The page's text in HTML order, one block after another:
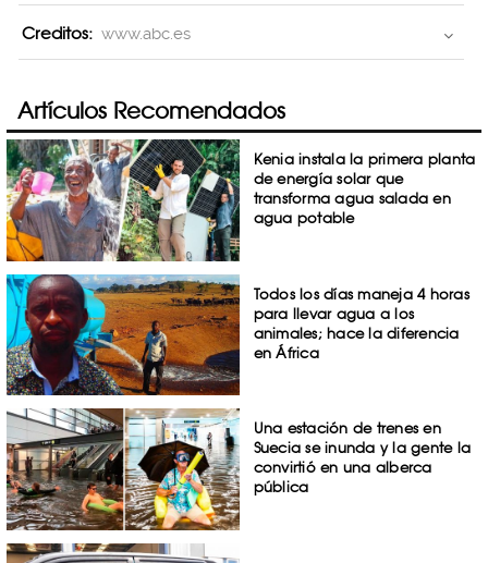
Creditos: www.abc.es
Artículos Recomendados
Kenia instala la primera planta
de energía solar que
transforma agua salada en
agua potable
Todos los días maneja 4 horas
para llevar agua a los
animales; hace la diferencia
en África
Una estación de trenes en
Suecia se inunda y la gente la
convirtió en una alberca
pública